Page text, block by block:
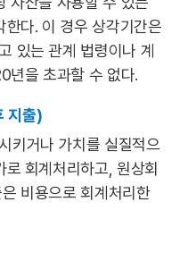
다. 이 경우 상각기간은
있는 관계 법령이나 계
년을 초과할 수 없다.
지출)
키거나 가치를 실질적으
회계처리하고, 원상회
비용으로 회계처리한